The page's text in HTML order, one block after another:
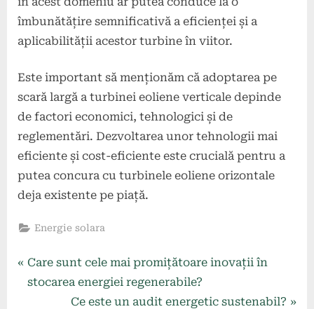
îmbunătățire semnificativă a eficienței și a
aplicabilității acestor turbine în viitor.
Este important să menționăm că adoptarea pe
scară largă a turbinei eoliene verticale depinde
de factori economici, tehnologici și de
reglementări. Dezvoltarea unor tehnologii mai
eficiente și cost-eficiente este crucială pentru a
putea concura cu turbinele eoliene orizontale
deja existente pe piață.
Energie solara
Navigare
P
r
Care sunt cele mai promițătoare inovații în
stocarea energiei regenerabile?
N
Ce este un audit energetic sustenabil?